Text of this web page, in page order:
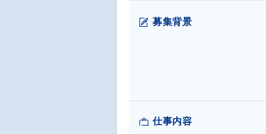
募集背景
仕事内容